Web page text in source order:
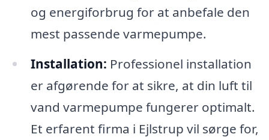
og energiforbrug for at anbefale den
mest passende varmepumpe.
Installation: Professionel installation
er afgørende for at sikre, at din luft til
vand varmepumpe fungerer optimalt.
Et erfarent firma i Ejlstrup vil sørge for,